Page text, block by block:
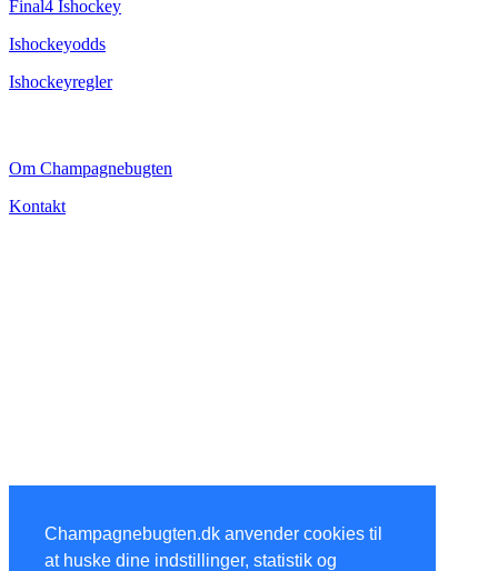
Champagnebugten.dk anvender cookies til
at huske dine indstillinger, statistik og
Final4 Ishockey
Ishockeyodds
Ishockeyregler
Om Champagnebugten
Kontakt